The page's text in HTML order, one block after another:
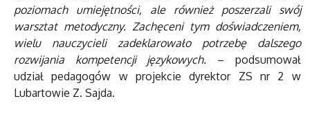
poziomach umiejętności, ale również poszerzali swój
warsztat metodyczny. Zachęceni tym doświadczeniem,
wielu nauczycieli zadeklarowało potrzebę dalszego
rozwijania kompetencji językowych. – podsumował
udział pedagogów w projekcie dyrektor ZS nr 2 w
Lubartowie Z. Sajda.